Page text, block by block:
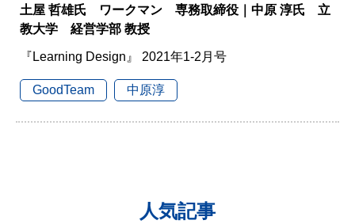
土屋 哲雄氏 ワークマン 専務取締役｜中原 淳氏 立
教大学 経営学部 教授
『Learning Design』 2021年1-2月号
GoodTeam 中原淳
人気記事